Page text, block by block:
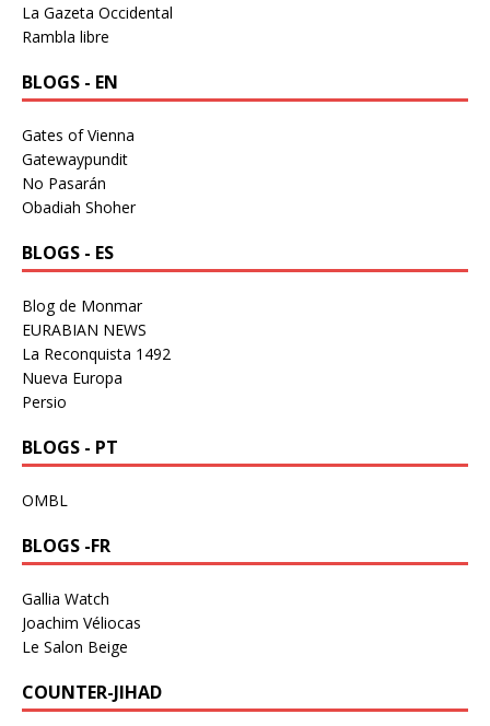
La Gazeta Occidental
Rambla libre
BLOGS - EN
Gates of Vienna
Gatewaypundit
No Pasarán
Obadiah Shoher
BLOGS - ES
Blog de Monmar
EURABIAN NEWS
La Reconquista 1492
Nueva Europa
Persio
BLOGS - PT
OMBL
BLOGS -FR
Gallia Watch
Joachim Véliocas
Le Salon Beige
COUNTER-JIHAD